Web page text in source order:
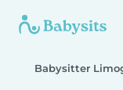
Babysitter